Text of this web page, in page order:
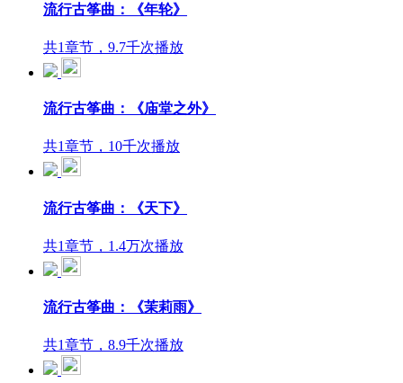
流行古筝曲：《年轮》
共1章节，9.7千次播放
流行古筝曲：《庙堂之外》
共1章节，10千次播放
流行古筝曲：《天下》
共1章节，1.4万次播放
流行古筝曲：《茉莉雨》
共1章节，8.9千次播放